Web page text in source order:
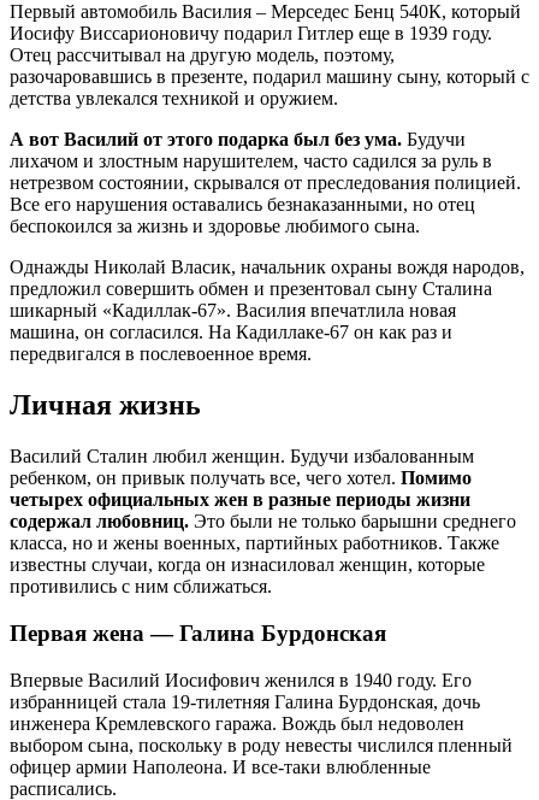
Первый автомобиль Василия – Мерседес Бенц 540К, который
Иосифу Виссарионовичу подарил Гитлер еще в 1939 году.
Отец рассчитывал на другую модель, поэтому,
разочаровавшись в презенте, подарил машину сыну, который с
детства увлекался техникой и оружием.
А вот Василий от этого подарка был без ума. Будучи
лихачом и злостным нарушителем, часто садился за руль в
нетрезвом состоянии, скрывался от преследования полицией.
Все его нарушения оставались безнаказанными, но отец
беспокоился за жизнь и здоровье любимого сына.
Однажды Николай Власик, начальник охраны вождя народов,
предложил совершить обмен и презентовал сыну Сталина
шикарный «Кадиллак-67». Василия впечатлила новая
машина, он согласился. На Кадиллаке-67 он как раз и
передвигался в послевоенное время.
Личная жизнь
Василий Сталин любил женщин. Будучи избалованным
ребенком, он привык получать все, чего хотел. Помимо
четырех официальных жен в разные периоды жизни
содержал любовниц. Это были не только барышни среднего
класса, но и жены военных, партийных работников. Также
известны случаи, когда он изнасиловал женщин, которые
противились с ним сближаться.
Первая жена — Галина Бурдонская
Впервые Василий Иосифович женился в 1940 году. Его
избранницей стала 19-тилетняя Галина Бурдонская, дочь
инженера Кремлевского гаража. Вождь был недоволен
выбором сына, поскольку в роду невесты числился пленный
офицер армии Наполеона. И все-таки влюбленные
расписались.